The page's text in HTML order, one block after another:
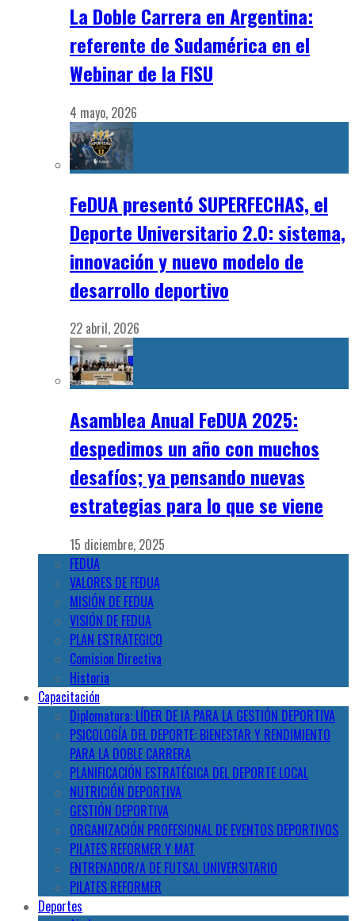
La Doble Carrera en Argentina:
referente de Sudamérica en el
Webinar de la FISU
4 mayo, 2026
FeDUA presentó SUPERFECHAS, el
Deporte Universitario 2.0: sistema,
innovación y nuevo modelo de
desarrollo deportivo
22 abril, 2026
Asamblea Anual FeDUA 2025:
despedimos un año con muchos
desafíos; ya pensando nuevas
estrategias para lo que se viene
15 diciembre, 2025
FEDUA
VALORES DE FEDUA
MISIÓN DE FEDUA
VISIÓN DE FEDUA
PLAN ESTRATEGICO
Comision Directiva
Historia
Capacitación
Diplomatura: LÍDER DE IA PARA LA GESTIÓN DEPORTIVA
PSICOLOGÍA DEL DEPORTE: BIENESTAR Y RENDIMIENTO
PARA LA DOBLE CARRERA
PLANIFICACIÓN ESTRATÉGICA DEL DEPORTE LOCAL
NUTRICIÓN DEPORTIVA
GESTIÓN DEPORTIVA
ORGANIZACIÓN PROFESIONAL DE EVENTOS DEPORTIVOS
PILATES REFORMER Y MAT
ENTRENADOR/A DE FUTSAL UNIVERSITARIO
PILATES REFORMER
Deportes